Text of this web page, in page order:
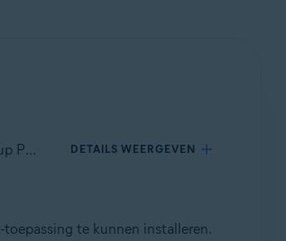
Van toepassing op Avast SecureLine VPN voor Windows, Avast AntiTrack voor Windows, Avast BreachGuard voor Windows, Avast Cleanup Premium voor Windows, Avast Driver Updater voor Windows, Avast Battery Saver voor Windows DETAILS WEERGEVEN
te kunnen installeren.